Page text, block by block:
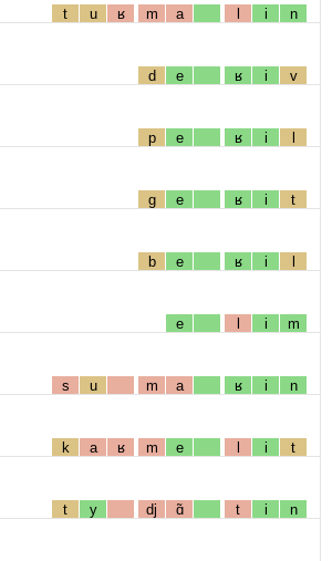
t u ʁ m a l i n
d e ʁ i v
p e ʁ i l
g e ʁ i t
b e ʁ i l
e l i m
s u m a ʁ i n
k a ʁ m e l i t
t y dj ɑ̃ t i n